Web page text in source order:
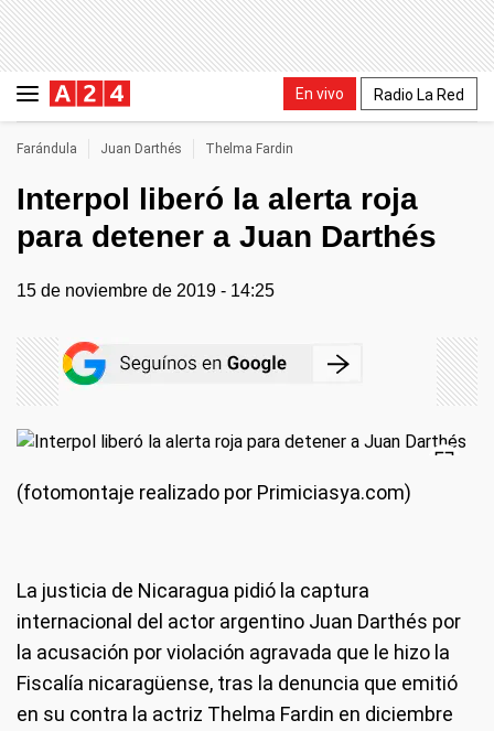
En vivo Radio La Red
Farándula Juan Darthés Thelma Fardin
Interpol liberó la alerta roja
para detener a Juan Darthés
15 de noviembre de 2019 - 14:25
(fotomontaje realizado por Primiciasya.com)
La justicia de Nicaragua pidió la captura
internacional del actor argentino Juan Darthés por
la acusación por violación agravada que le hizo la
Fiscalía nicaragüense, tras la denuncia que emitió
en su contra la actriz Thelma Fardin en diciembre